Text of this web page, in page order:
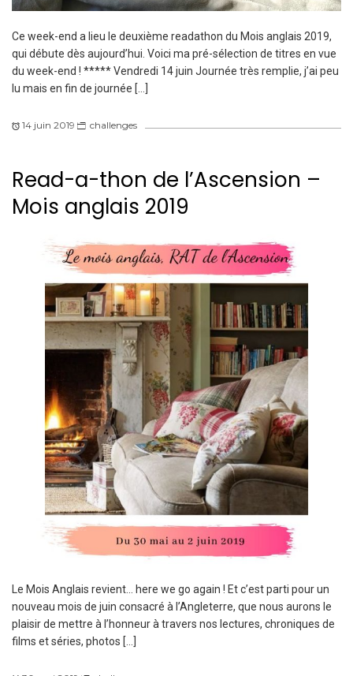
Ce week-end a lieu le deuxième readathon du Mois anglais 2019,
qui débute dès aujourd’hui. Voici ma pré-sélection de titres en vue
du week-end ! ***** Vendredi 14 juin Journée très remplie, j’ai peu
lu mais en fin de journée […]
14 juin 2019 challenges
Read-a-thon de l’Ascension –
Mois anglais 2019
Le Mois Anglais revient… here we go again ! Et c’est parti pour un
nouveau mois de juin consacré à l’Angleterre, que nous aurons le
plaisir de mettre à l’honneur à travers nos lectures, chroniques de
films et séries, photos […]